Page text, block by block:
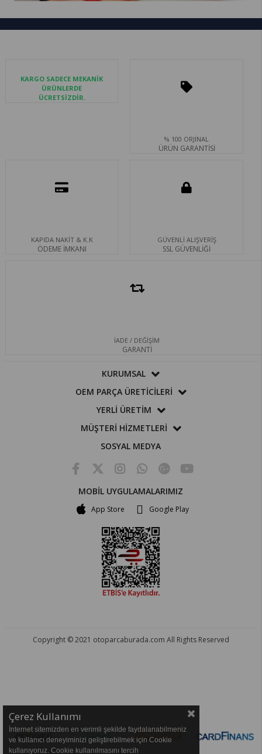
KARGO SADECE MEKANİK
ÜRÜNLERDE
ÜCRETSİZDİR.
% 100 ORJİNAL
ÜRÜN GARANTİSİ
KAPIDA NAKİT & K.K
ÖDEME İMKANI
GÜVENLİ ALIŞVERİŞ
SSL GÜVENLİĞİ
İADE / DEĞİŞİM
GARANTİ
KURUMSAL
OEM PARÇA ÜRETİCİLERİ
YERLİ ÜRETİM
MÜŞTERİ HİZMETLERİ
SOSYAL MEDYA
MOBİL UYGULAMALARIMIZ
App Store Google Play
Copyright © 2021 otoparcaburada.com All Rights Reserved
Çerez Kullanımı
İnternet sitemizden en verimli şekilde faydalanabilmeniz
ve kullanıcı deneyiminizi geliştirebilmek için Cookie
kullanıyoruz. Cookie kullanılmasını tercih